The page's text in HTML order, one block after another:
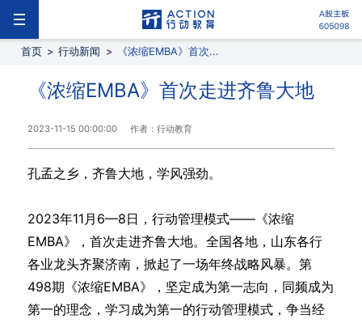
首页 > 行动新闻 > 《浓缩EMBA》首次...
《浓缩EMBA》首次走进齐鲁大地
2023-11-15 00:00:00 作者：行动教育
孔孟之乡，齐鲁大地，学风强劲。
2023年11月6—8日，行动管理模式——《浓缩
EMBA》，首次走进齐鲁大地。全国各地，山东各行
各业龙头齐聚济南，掀起了一场年终战略风暴。第
498期《浓缩EMBA》，坚定成为第一志向，同频成为
第一的理念，学习成为第一的行动管理模式，争当经